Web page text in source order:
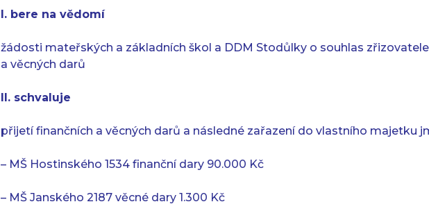
I. bere na vědomí
žádosti mateřských a základních škol a DDM Stodůlky o souhlas
a věcných darů
II. schvaluje
přijetí finančních a věcných darů a následné zařazení do vlastního majetku
– MŠ Hostinského 1534 finanční dary 90.000 Kč
– MŠ Janského 2187 věcné dary 1.300 Kč